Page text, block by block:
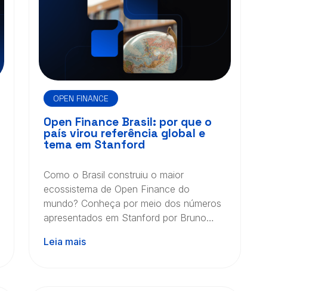
OPEN FINANCE
Open Finance Brasil: por que o
país virou referência global e
tema em Stanford
Como o Brasil construiu o maior
ecossistema de Open Finance do
mundo? Conheça por meio dos números
apresentados em Stanford por Bruno
Leia mais